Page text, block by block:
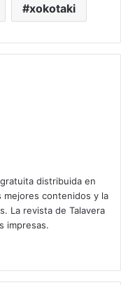
xokotaki
distribuida en
mejores contenidos y la
La revista de Talavera
impresas.
ra